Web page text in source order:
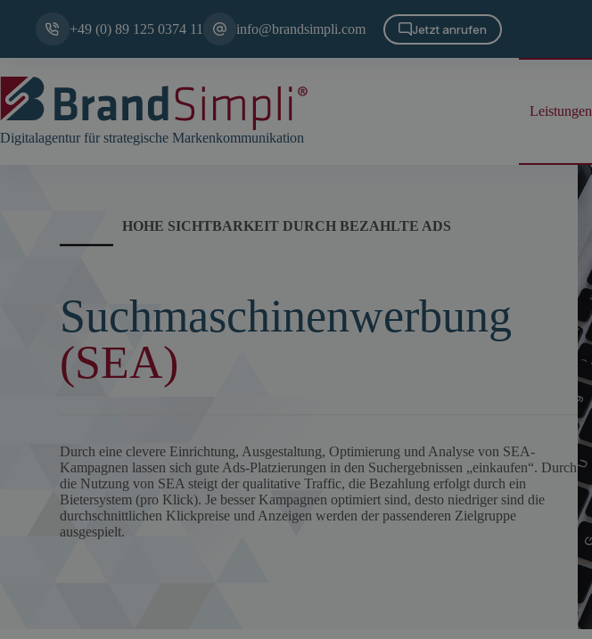
+49 (0) 89 125 0374 11 info@brandsimpli.com Jetzt anrufen
Digitalagentur für strategische Markenkommunikation
Leistungen
HOHE SICHTBARKEIT DURCH BEZAHLTE ADS
Suchmaschinenwerbung
(SEA)
Durch eine clevere Einrichtung, Ausgestaltung, Optimierung und Analyse von SEA-
Kampagnen lassen sich gute Ads-Platzierungen in den Suchergebnissen „einkaufen“. Durch
die Nutzung von SEA steigt der qualitative Traffic, die Bezahlung erfolgt durch ein
Bietersystem (pro Klick). Je besser Kampagnen optimiert sind, desto niedriger sind die
durchschnittlichen Klickpreise und Anzeigen werden der passenderen Zielgruppe
ausgespielt.